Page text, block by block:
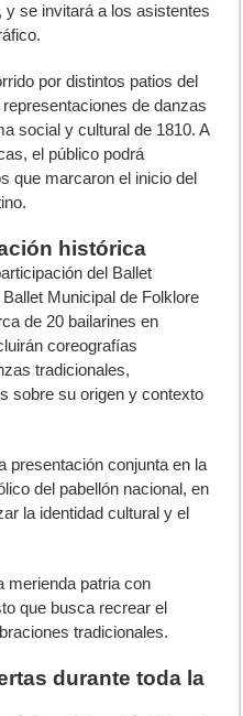
se invitará a los asistentes
por distintos patios del
de danzas
social y cultural de 1810. A
el público podrá
que marcaron el inicio del
histórica
del Ballet
Municipal de Folklore
de 20 bailarines en
coreografías
tradicionales,
sobre su origen y contexto
presentación conjunta en la
del pabellón nacional, en
la identidad cultural y el
merienda patria con
que busca recrear el
tradicionales.
durante toda la